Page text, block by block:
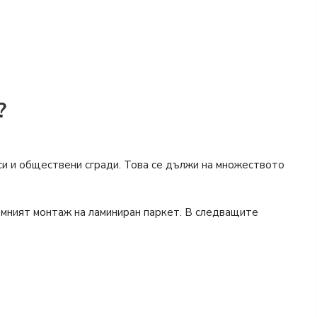
и обществени сгради. Това се дължи на множеството
монтаж на ламиниран паркет. В следващите